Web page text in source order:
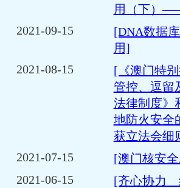
用（下）
2021-09-15
[DNA数据
用]
2021-08-15
[《澳门特
管控、逗留
法律制度》
地防火安全
获立法会细
2021-07-15
[澳门核安
2021-06-15
[齐心协力